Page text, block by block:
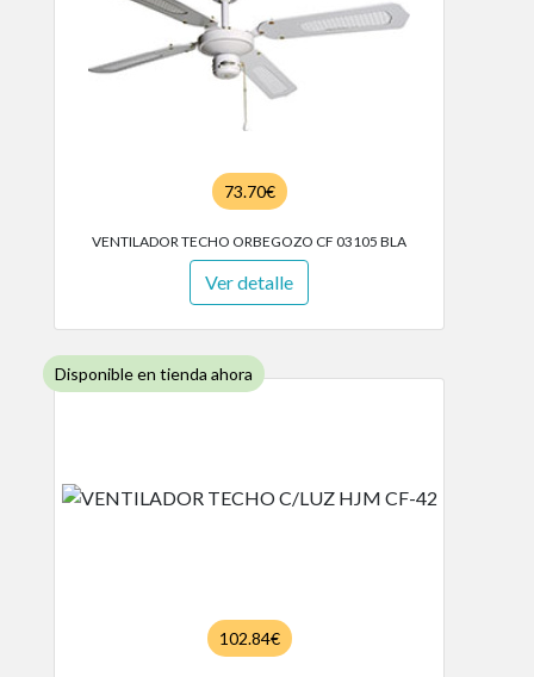
73.70€
VENTILADOR TECHO ORBEGOZO CF 03105 BLA
Ver detalle
Disponible en tienda ahora
102.84€